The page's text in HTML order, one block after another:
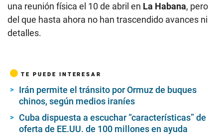
una reunión física el 10 de abril en La Habana, pero
del que hasta ahora no han trascendido avances ni
detalles.
TE PUEDE INTERESAR
Irán permite el tránsito por Ormuz de buques
chinos, según medios iraníes
Cuba dispuesta a escuchar “características” de
oferta de EE.UU. de 100 millones en ayuda